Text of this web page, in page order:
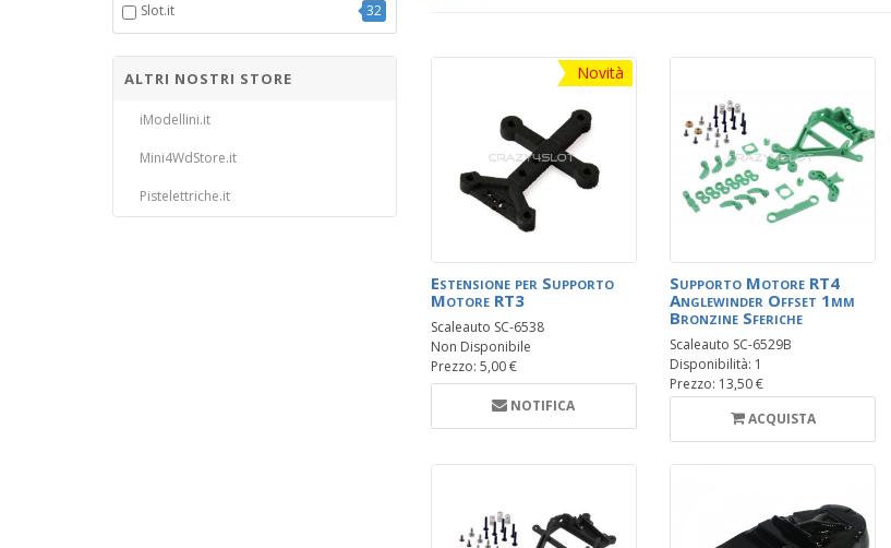
Slot.it
32
ALTRI NOSTRI STORE
iModellini.it
Mini4WdStore.it
Pistelettriche.it
Novità
Estensione per Supporto
Motore RT3
Scaleauto SC-6538
Non Disponibile
Prezzo: 5,00 €
NOTIFICA
Supporto Motore RT4
Anglewinder Offset 1mm
Bronzine Sferiche
Scaleauto SC-6529B
Disponibilità: 1
Prezzo: 13,50 €
ACQUISTA